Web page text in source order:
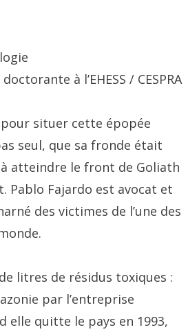
à l’EHESS / CESPRA
situer cette épopée
seul, que sa fronde était
atteindre le front de Goliath
Pablo Fajardo est avocat et
des victimes de l’une des
litres de résidus toxiques :
par l’entreprise
elle quitte le pays en 1993,